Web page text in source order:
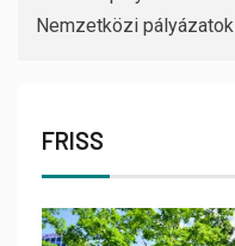
Nemzetközi pályázatok
FRISS